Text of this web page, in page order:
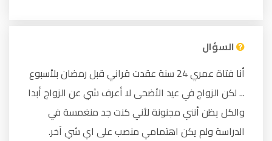
السؤال
أنا فتاة عمري 24 سنة عقدت قراني قبل رمضان بلأسبوع
... لكن الزواج في عيد الأضحى لا أعرف شي عن الزواج أبدا
والكل يظن أنني مجنونة لأني كنت جد منغمسة في
الدراسة ولم يكن اهتمامي منصب على اي شي آخر.